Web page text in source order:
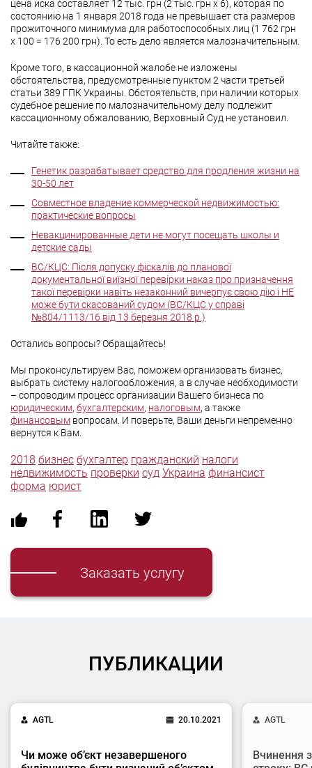
цена иска составляет 12 тыс. грн (2 тыс. грн х 6), которая по
состоянию на 1 января 2018 года не превышает ста размеров
прожиточного минимума для работоспособных лиц (1 762 грн
х 100 = 176 200 грн). То есть дело является малозначительным.
Кроме того, в кассационной жалобе не изложены
обстоятельства, предусмотренные пунктом 2 части третьей
статьи 389 ГПК Украины. Обстоятельств, при наличии которых
судебное решение по малозначительному делу подлежит
кассационному обжалованию, Верховный Суд не установил.
Читайте также:
Генетик разрабатывает средство для продления жизни на
30-50 лет
Совместное владение коммерческой недвижимостью:
практические вопросы
Невакцинированные дети не могут посещать школы и
детские сады
ВС/КЦС: Після допуску фіскалів до планової
документальної виїзної перевірки наказ про призначення
такої перевірки навіть незаконний вичерпує свою дію і НЕ
може бути скасований судом (ВС/КЦС у справі
№804/1113/16 від 13 березня 2018 р.)
Остались вопросы? Обращайтесь!
Мы проконсультируем Вас, поможем организовать бизнес,
выбрать систему налогообложения, а в случае необходимости
– сопроводим процесс организации Вашего бизнеса по
юридическим, бухгалтерским, налоговым, а также
финансовым вопросам. И поверьте, Ваши деньги непременно
вернутся к Вам.
2018 бизнес бухгалтер гражданский налоги
недвижимость проверки суд Украина финансист
форма юрист
Заказать услугу
ПУБЛИКАЦИИ
AGTL 20.10.2021
Чи може об’єкт незавершеного
AGTL
Вчинення